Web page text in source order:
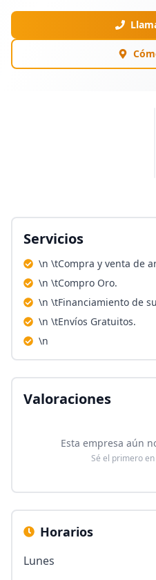
Servicios
\n \tCompra y venta de
\n \tCompro Oro.
\n \tFinanciamiento de
\n \tEnvíos Gratuitos.
\n
Valoraciones
Esta empresa aún
Sé el primero
Horarios
Lunes